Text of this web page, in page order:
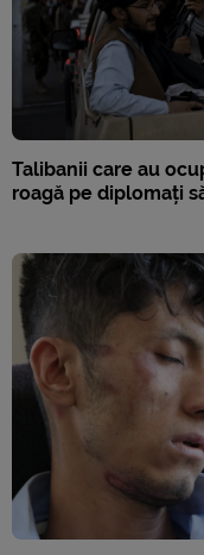
Talibanii care au
roagă pe diplomați